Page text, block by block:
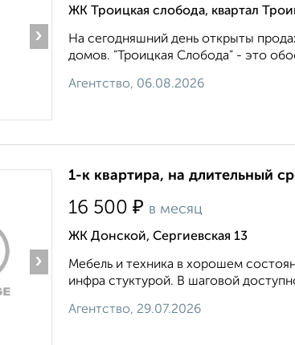
›
ЖК Троицкая слобода, квартал
На сегодняшний день открыты
домов. "Троицкая Слобода" - это
Агентство, 06.08.2026
›
1-к квартира, на длительный
16 500 ₽ в месяц
ЖК Донской, Сергиевская 13
Мебель и техника в хорошем
инфра стуктурой. В шаговой
Агентство, 29.07.2026